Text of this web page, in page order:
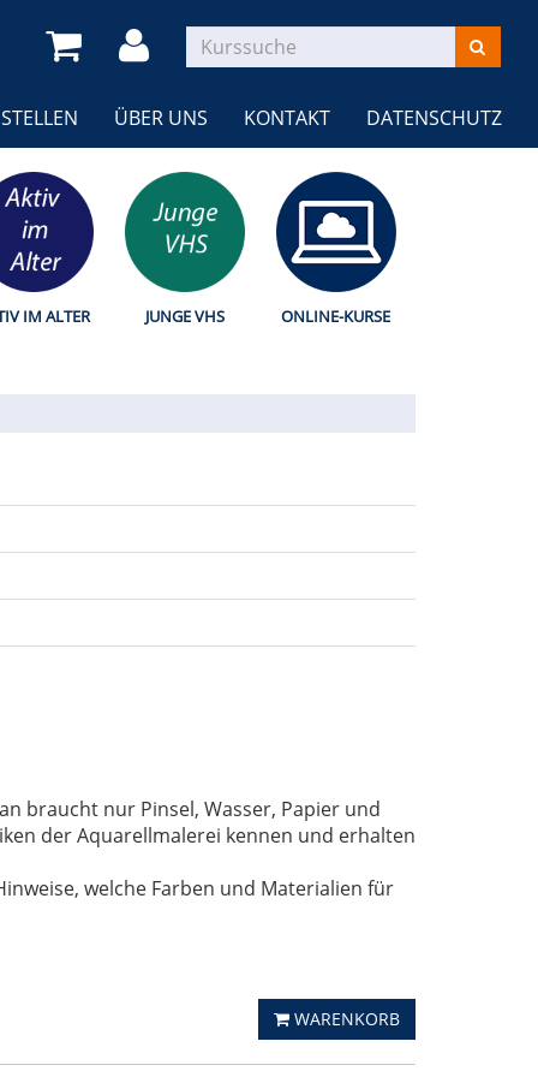
ÜBER UNS KONTAKT DATENSCHUTZ
IM ALTER JUNGE VHS ONLINE-KURSE
braucht nur Pinsel, Wasser, Papier und
der Aquarellmalerei kennen und erhalten
welche Farben und Materialien für
WARENKORB